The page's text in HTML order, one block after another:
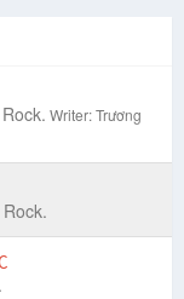
Writer: Trương